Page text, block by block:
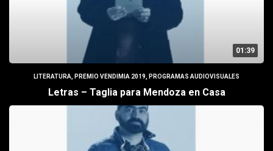
01:39
LITERATURA, PREMIO VENDIMIA 2019, PROGRAMAS AUDIOVISUALES
Letras – Taglia para Mendoza en Casa